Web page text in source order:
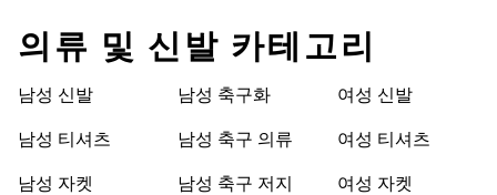
의류 및 신발 카테고리
남성 신발
남성 티셔츠
남성 자켓
남성 축구화
남성 축구 의류
남성 축구 저지
여성 신발
여성 티셔츠
여성 자켓